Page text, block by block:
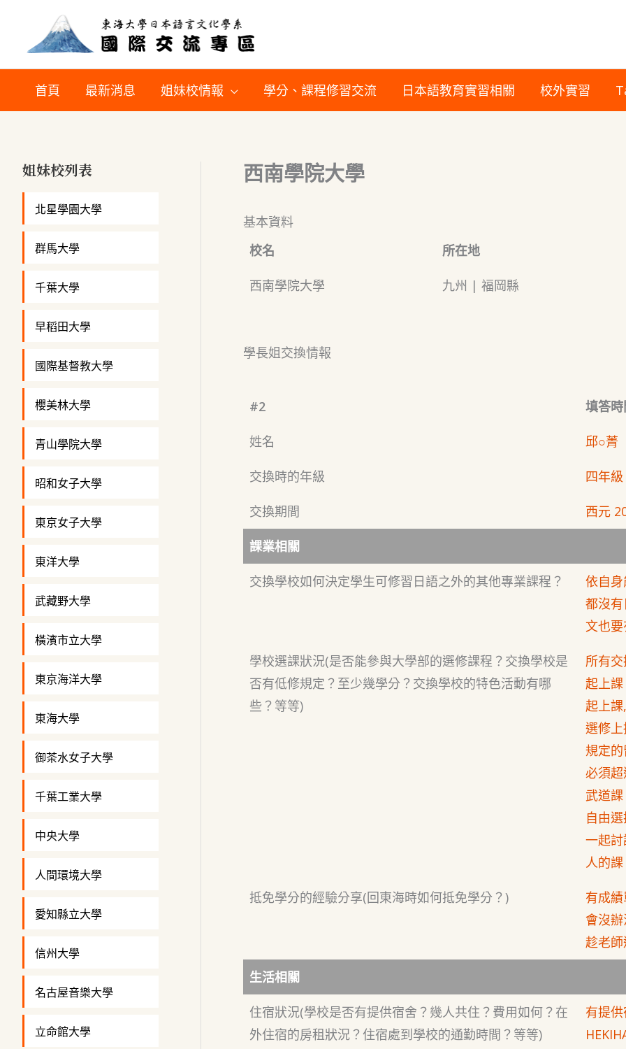
首頁 最新消息 姐妹校情報 學分、課程修習交流 日本語教育實習相關 校外實習
姐妹校列表
北星學園大學
群馬大學
千葉大學
早稻田大學
國際基督教大學
櫻美林大學
青山學院大學
昭和女子大學
東京女子大學
東洋大學
武藏野大學
橫濱市立大學
東京海洋大學
東海大學
御茶水女子大學
千葉工業大學
中央大學
人間環境大學
愛知縣立大學
信州大學
名古屋音樂大學
立命館大學
西南學院大學
基本資料
校名
所在地
西南學院大學 九州 | 福岡縣
學長姐交換情報
#2 填答
姓名 邱○菁
交換時的年級 四年級
交換期間 西元
課業相關
交換學校如何決定學生可修習日語之外的其他專業課程？
依自
都沒
文也
學校選課狀況(是否能參與大學部的選修課程？交換學校是
否有低修規定？至少幾學分？交換學校的特色活動有哪
些？等等)
所有
起上
起上
選修
規定
必須
武道
自由
一起
人的
抵免學分的經驗分享(回東海時如何抵免學分？)
有成
會沒
趁老
生活相關
住宿狀況(學校是否有提供宿舍？幾人共住？費用如何？在
外住宿的房租狀況？住宿處到學校的通勤時間？等等)
有提